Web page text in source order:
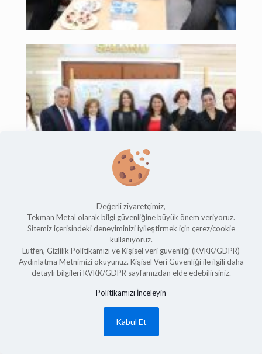
Değerli ziyaretçimiz,
Tekman Metal olarak bilgi güvenliğine büyük önem veriyoruz.
Sitemiz içerisindeki deneyiminizi iyileştirmek için çerez/cookie
kullanıyoruz.
Lütfen, Gizlilik Politikamızı ve Kişisel veri güvenliği (KVKK/GDPR)
Aydınlatma Metnimizi okuyunuz. Kişisel Veri Güvenliği ile ilgili daha
detaylı bilgileri KVKK/GDPR sayfamızdan elde edebilirsiniz.
Politikamızı İnceleyin
Kabul Et